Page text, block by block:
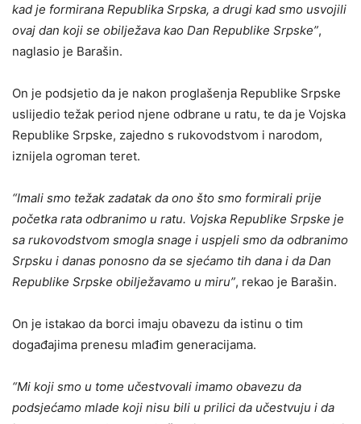
kad je formirana Republika Srpska, a drugi kad smo usvojili
ovaj dan koji se obilježava kao Dan Republike Srpske”,
naglasio je Barašin.
On je podsjetio da je nakon proglašenja Republike Srpske
uslijedio težak period njene odbrane u ratu, te da je Vojska
Republike Srpske, zajedno s rukovodstvom i narodom,
iznijela ogroman teret.
“Imali smo težak zadatak da ono što smo formirali prije
početka rata odbranimo u ratu. Vojska Republike Srpske je
sa rukovodstvom smogla snage i uspjeli smo da odbranimo
Srpsku i danas ponosno da se sjećamo tih dana i da Dan
Republike Srpske obilježavamo u miru”, rekao je Barašin.
On je istakao da borci imaju obavezu da istinu o tim
događajima prenesu mlađim generacijama.
“Mi koji smo u tome učestvovali imamo obavezu da
podsjećamo mlade koji nisu bili u prilici da učestvuju i da